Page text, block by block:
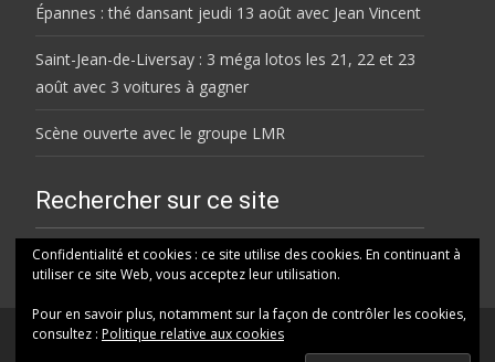
Épannes : thé dansant jeudi 13 août avec Jean Vincent
Saint-Jean-de-Liversay : 3 méga lotos les 21, 22 et 23
août avec 3 voitures à gagner
Scène ouverte avec le groupe LMR
Rechercher sur ce site
Rechercher
Confidentialité et cookies : ce site utilise des cookies. En continuant à
utiliser ce site Web, vous acceptez leur utilisation.
Pour en savoir plus, notamment sur la façon de contrôler les cookies,
consultez : Politique relative aux cookies